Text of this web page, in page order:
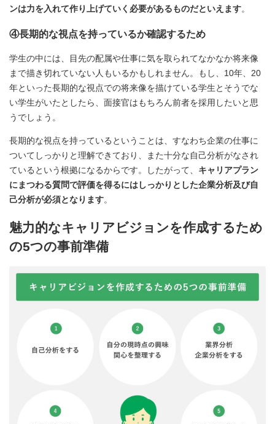
ンは力を入れて作り上げていく必要があるものだといえます。
④長期的な視点を持っているか確認するため
学生の中には、目先の配属や仕事に気を取られてなかなか将来像
まで描き切れていない人もいるかもしれません。もし、10年、20
年といった長期的な視点での将来像を描けている学生とそうでな
い学生がいたとしたら、面接官はもちろん前者を採用したいと思
うでしょう。
長期的な視点を持っているということは、すなわち企業の仕事に
ついてしっかりと理解できており、また十分な自己分析がなされ
ているという根拠になるからです。したがって、 キャリアプラン
にまつわる質問で評価を得るにはしっかりとした企業分析及び自
己分析が必須となります。
魅力的なキャリアビジョンを作成するため
の5つの事前準備